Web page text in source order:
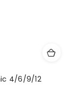
4/6/9/12